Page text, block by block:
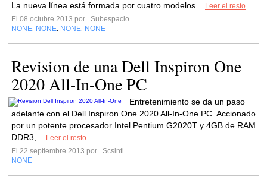
La nueva línea está formada por cuatro modelos...
Leer el resto
El 08 octubre 2013 por
Subespacio
NONE NONE NONE NONE
Revision de una Dell Inspiron One
2020 All-In-One PC
Entretenimiento se da un paso
adelante con el Dell Inspiron One 2020 All-In-One PC. Accionado
por un potente procesador Intel Pentium G2020T y 4GB de RAM
DDR3,...
Leer el resto
El 22 septiembre 2013 por
Scsintl
NONE